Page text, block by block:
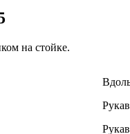
на стойке.